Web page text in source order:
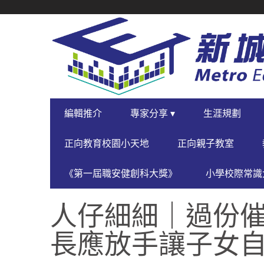
NAVIGATION
PRIMARY
NAVIGATION
編輯推介 專家分享 ▾ 生涯規劃
正向教育校園小天地 正向親子教室
《第一屆職安健創科大獎》 小學校際常
人仔細細｜過份
長應放手讓子女